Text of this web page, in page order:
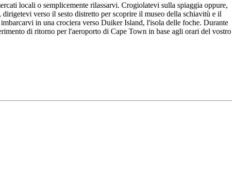
locali o semplicemente rilassarvi. Crogiolatevi sulla spiaggia oppure,
verso il sesto distretto per scoprire il museo della schiavitù e il
in una crociera verso Duiker Island, l'isola delle foche. Durante
di ritorno per l'aeroporto di Cape Town in base agli orari del vostro